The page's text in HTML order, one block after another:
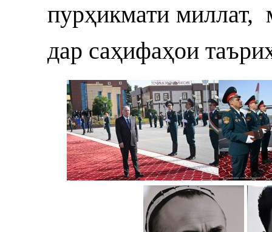
пурҳикмати
дар саҳифаҳои